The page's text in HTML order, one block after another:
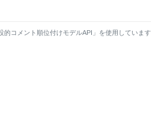
コメント順位付けモデルAPI」を使用しています